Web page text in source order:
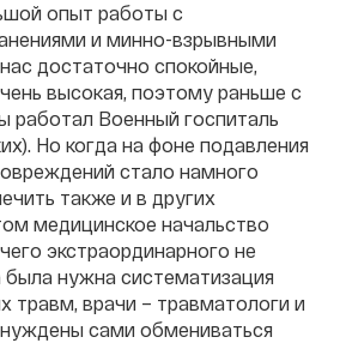
опыт работы с
и минно-взрывными
достаточно спокойные,
высокая, поэтому раньше с
Военный госпиталь
Но когда на фоне подавления
стало намного
также и в других
медицинское начальство
экстраординарного не
была нужна систематизация
травм, врачи – травматологи и
сами обмениваться